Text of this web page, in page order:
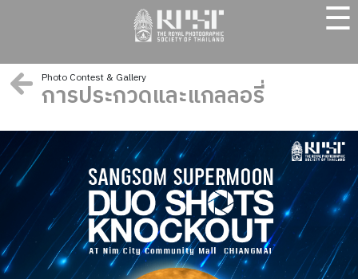
☰
Photo Contest & Gallery
การประกวดและแกลลอรี่